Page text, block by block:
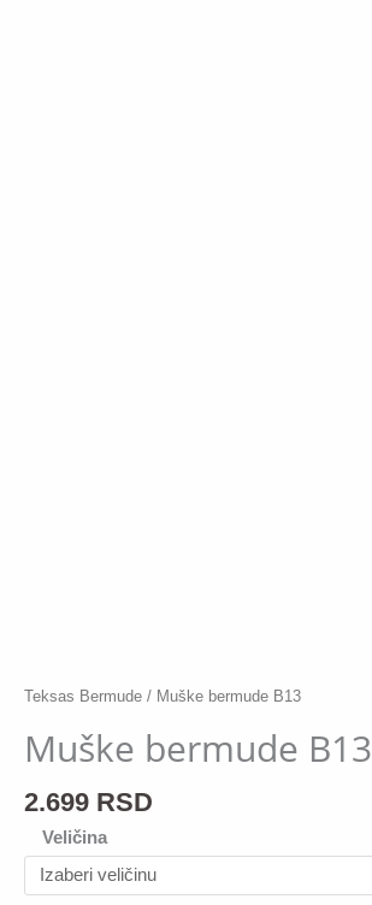
Teksas Bermude / Muške bermude B13
Muške bermude B13
2.699 RSD
Veličina